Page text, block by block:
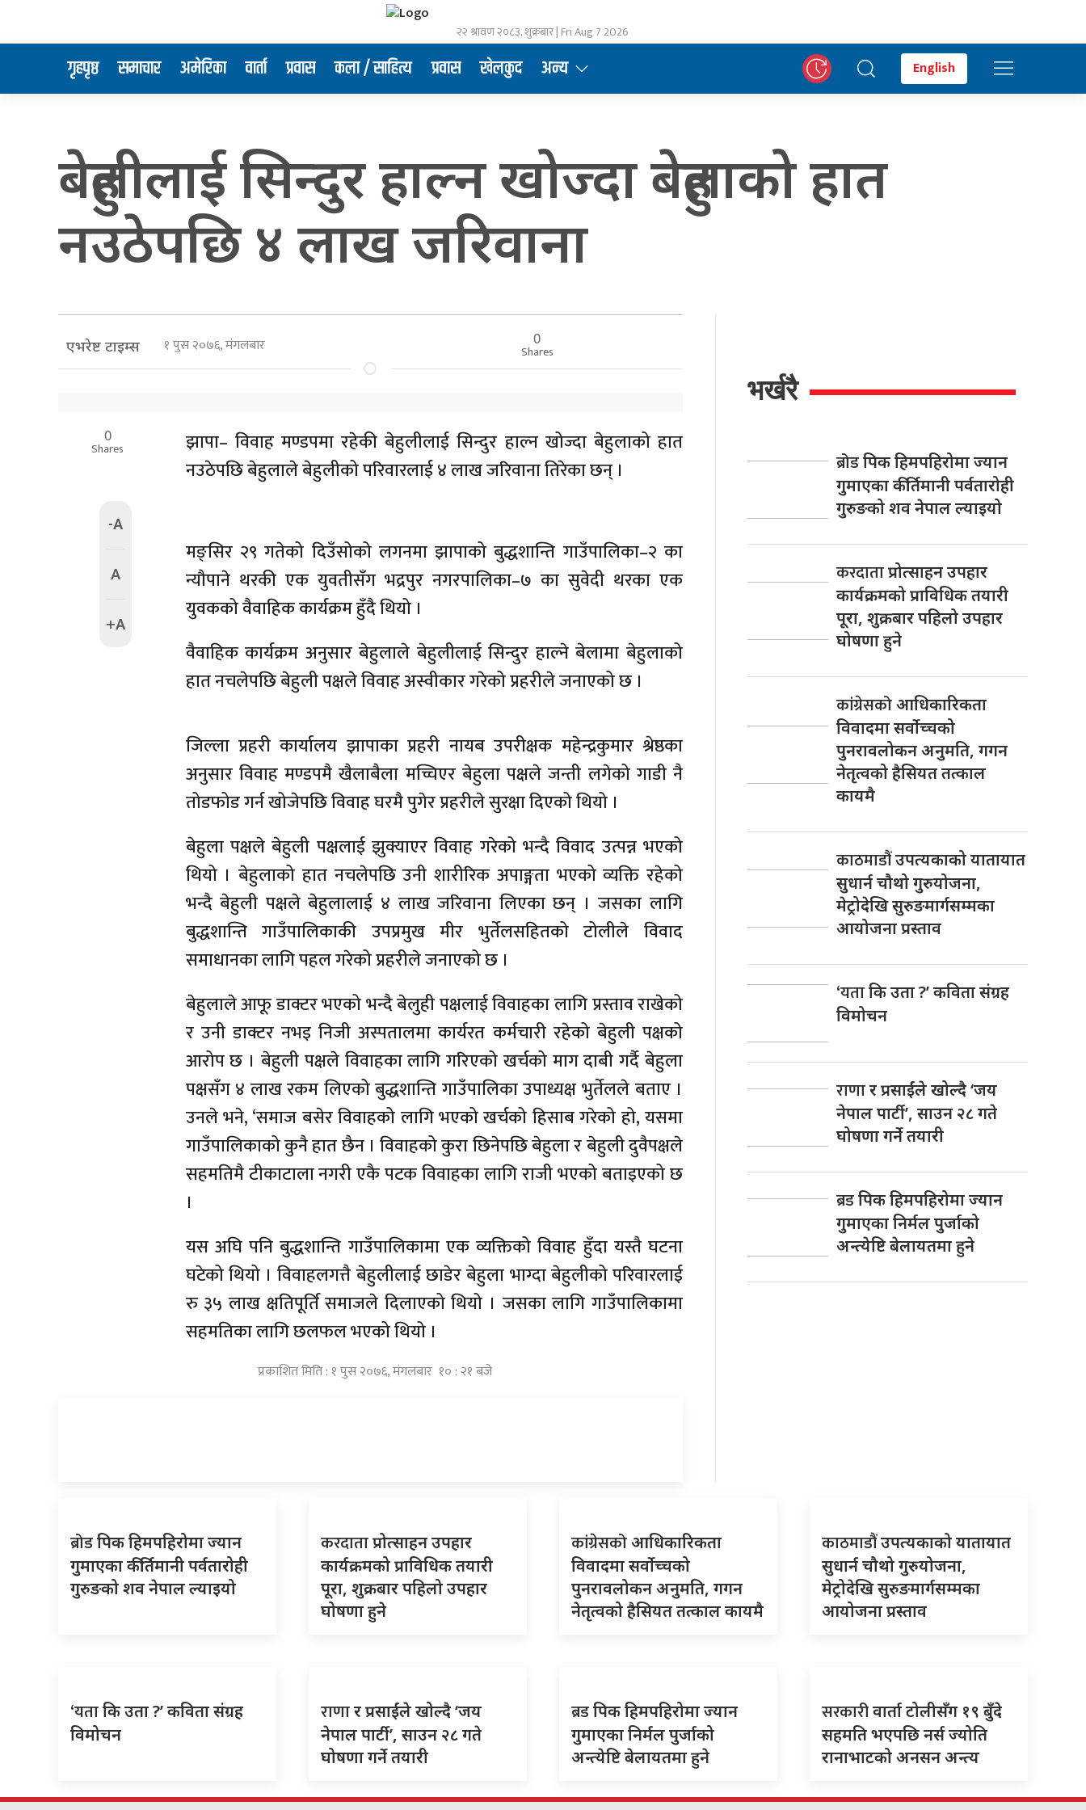
२२ श्रावण २०८३, शुक्रबार | Fri Aug 7 2026
गृहपृष्ठ समाचार अमेरिका वार्ता प्रवास कला / साहित्य प्रवास खेलकुद अन्य English
बेहुलीलाई सिन्दुर हाल्न खोज्दा बेहुलाको हात
नउठेपछि ४ लाख जरिवाना
एभरेष्ट टाइम्स १ पुस २०७६, मंगलबार 0
Shares
0
Shares
-A
A
+A
झापा– विवाह मण्डपमा रहेकी बेहुलीलाई सिन्दुर हाल्न खोज्दा बेहुलाको हात
नउठेपछि बेहुलाले बेहुलीको परिवारलाई ४ लाख जरिवाना तिरेका छन् ।
मङ्सिर २९ गतेको दिउँसोको लगनमा झापाको बुद्धशान्ति गाउँपालिका–२ का
न्यौपाने थरकी एक युवतीसँग भद्रपुर नगरपालिका–७ का सुवेदी थरका एक
युवकको वैवाहिक कार्यक्रम हुँदै थियो ।
वैवाहिक कार्यक्रम अनुसार बेहुलाले बेहुलीलाई सिन्दुर हाल्ने बेलामा बेहुलाको
हात नचलेपछि बेहुली पक्षले विवाह अस्वीकार गरेको प्रहरीले जनाएको छ ।
जिल्ला प्रहरी कार्यालय झापाका प्रहरी नायब उपरीक्षक महेन्द्रकुमार श्रेष्ठका
अनुसार विवाह मण्डपमै खैलाबैला मच्चिएर बेहुला पक्षले जन्ती लगेको गाडी नै
तोडफोड गर्न खोजेपछि विवाह घरमै पुगेर प्रहरीले सुरक्षा दिएको थियो ।
बेहुला पक्षले बेहुली पक्षलाई झुक्याएर विवाह गरेको भन्दै विवाद उत्पन्न भएको
थियो । बेहुलाको हात नचलेपछि उनी शारीरिक अपाङ्गता भएको व्यक्ति रहेको
भन्दै बेहुली पक्षले बेहुलालाई ४ लाख जरिवाना लिएका छन् । जसका लागि
बुद्धशान्ति गाउँपालिकाकी उपप्रमुख मीर भुर्तेलसहितको टोलीले विवाद
समाधानका लागि पहल गरेको प्रहरीले जनाएको छ ।
बेहुलाले आफू डाक्टर भएको भन्दै बेलुही पक्षलाई विवाहका लागि प्रस्ताव राखेको
र उनी डाक्टर नभइ निजी अस्पतालमा कार्यरत कर्मचारी रहेको बेहुली पक्षको
आरोप छ । बेहुली पक्षले विवाहका लागि गरिएको खर्चको माग दाबी गर्दै बेहुला
पक्षसँग ४ लाख रकम लिएको बुद्धशान्ति गाउँपालिका उपाध्यक्ष भुर्तेलले बताए ।
उनले भने, ‘समाज बसेर विवाहको लागि भएको खर्चको हिसाब गरेको हो, यसमा
गाउँपालिकाको कुनै हात छैन । विवाहको कुरा छिनेपछि बेहुला र बेहुली दुवैपक्षले
सहमतिमै टीकाटाला नगरी एकै पटक विवाहका लागि राजी भएको बताइएको छ
।
यस अघि पनि बुद्धशान्ति गाउँपालिकामा एक व्यक्तिको विवाह हुँदा यस्तै घटना
घटेको थियो । विवाहलगत्तै बेहुलीलाई छाडेर बेहुला भाग्दा बेहुलीको परिवारलाई
रु ३५ लाख क्षतिपूर्ति समाजले दिलाएको थियो । जसका लागि गाउँपालिकामा
सहमतिका लागि छलफल भएको थियो ।
प्रकाशित मिति : १ पुस २०७६, मंगलबार १० : २१ बजे
भर्खरै
ब्रोडपिक हिमपहिरोमा ज्यान
गुमाएका कीर्तिमानी पर्वतारोही
गुरुङको शव नेपाल ल्याइयो
करदाताप्रोत्साहन उपहार
कार्यक्रमको प्राविधिक तयारी
पूरा, शुक्रबार पहिलो उपहार
घोषणा हुने
कांग्रेसकोआधिकारिकता
विवादमा सर्वोच्चको
पुनरावलोकन अनुमति, गगन
नेतृत्वको हैसियत तत्काल
कायमै
काठमाडौंउपत्यकाको यातायात
सुधार्न चौथो गुरुयोजना,
मेट्रोदेखि सुरुङमार्गसम्मका
आयोजना प्रस्ताव
‘यताकि उता ?’ कविता संग्रह
विमोचन
राणार प्रसाईंले खोल्दै ‘जय
नेपाल पार्टी’, साउन २८ गते
घोषणा गर्ने तयारी
ब्रडपिक हिमपहिरोमा ज्यान
गुमाएका निर्मल पुर्जाको
अन्त्येष्टि बेलायतमा हुने
ब्रोडपिक हिमपहिरोमा ज्यान
गुमाएका कीर्तिमानी पर्वतारोही
गुरुङको शव नेपाल ल्याइयो
करदाताप्रोत्साहन उपहार
कार्यक्रमको प्राविधिक तयारी
पूरा, शुक्रबार पहिलो उपहार
घोषणा हुने
कांग्रेसकोआधिकारिकता
विवादमा सर्वोच्चको
पुनरावलोकन अनुमति, गगन
नेतृत्वको हैसियत तत्काल कायमै
काठमाडौंउपत्यकाको यातायात
सुधार्न चौथो गुरुयोजना,
मेट्रोदेखि सुरुङमार्गसम्मका
आयोजना प्रस्ताव
‘यताकि उता ?’ कविता संग्रह
विमोचन
राणार प्रसाईंले खोल्दै ‘जय
नेपाल पार्टी’, साउन २८ गते
घोषणा गर्ने तयारी
ब्रडपिक हिमपहिरोमा ज्यान
गुमाएका निर्मल पुर्जाको
अन्त्येष्टि बेलायतमा हुने
सरकारीवार्ता टोलीसँग १९ बुँदे
सहमति भएपछि नर्स ज्योति
रानाभाटको अनसन अन्त्य